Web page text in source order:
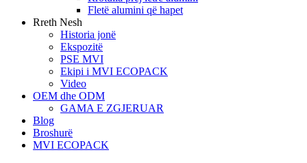
Fletë alumini që hapet
Rreth Nesh
Historia jonë
Ekspozitë
PSE MVI
Ekipi i MVI ECOPACK
Video
OEM dhe ODM
GAMA E ZGJERUAR
Blog
Broshurë
MVI ECOPACK